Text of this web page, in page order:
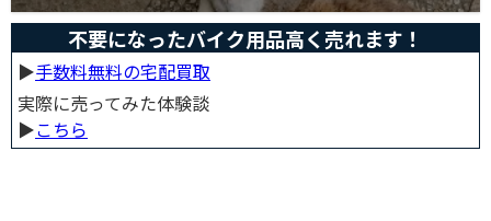
不要になったバイク用品高く売れます！
▶︎手数料無料の宅配買取
実際に売ってみた体験談
▶︎こちら